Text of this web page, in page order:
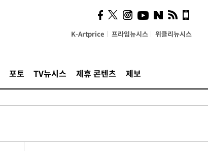
K-Artprice 프라임뉴시스 위클리뉴시스
포토 TV뉴시스 제휴 콘텐츠 제보